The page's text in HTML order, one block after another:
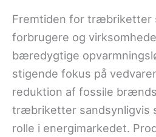
Fremtiden for træbriketter
forbrugere og
bæredygtige
stigende fokus på
reduktion af fossile
træbriketter sandsynligvis
rolle i energimarkedet.